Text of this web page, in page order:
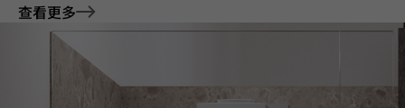
查看更多